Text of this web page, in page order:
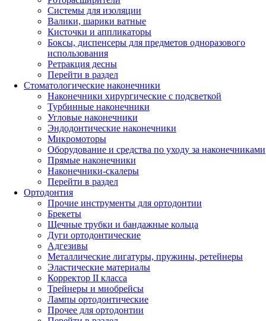
Системы для изоляции
Валики, шарики ватные
Кисточки и аппликаторы
Боксы, диспенсеры для предметов одноразового
использования
Ретракция десны
Перейти в раздел
Стоматологические наконечники
Наконечники хирургические с подсветкой
Турбинные наконечники
Угловые наконечники
Эндодонтические наконечники
Микромоторы
Оборудование и средства по уходу за наконечниками
Прямые наконечники
Наконечники-скалеры
Перейти в раздел
Ортодонтия
Прочие инструменты для ортодонтии
Брекеты
Щечные трубки и бандажные кольца
Дуги ортодонтические
Адгезивы
Металлические лигатуры, пружины, ретейнеры
Эластические материалы
Корректор II класса
Трейнеры и миобрейсы
Лампы ортодонтические
Прочее для ортодонтии